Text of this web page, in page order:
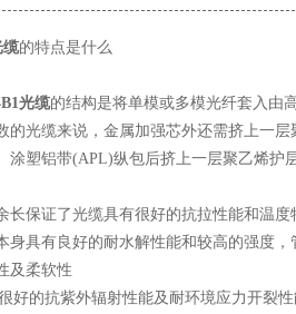
缆的特点是什么
光缆的结构是将单模或多模光纤套入由
的光缆来说，金属加强芯外还需挤上一
涂塑铝带(APL)纵包后挤上一层聚乙烯护
保证了光缆具有很好的抗拉性能和温度
具有良好的耐水解性能和较高的强度，
柔软性
的抗紫外辐射性能及耐环境应力开裂性